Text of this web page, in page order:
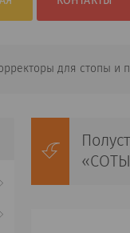
для стопы и